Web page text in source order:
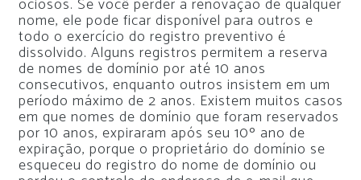
ociosos. Se você perder a renovação de qualquer
nome, ele pode ficar disponível para outros e
todo o exercício do registro preventivo é
dissolvido. Alguns registros permitem a reserva
de nomes de domínio por até 10 anos
consecutivos, enquanto outros insistem em um
período máximo de 2 anos. Existem muitos casos
em que nomes de domínio que foram reservados
por 10 anos, expiraram após seu 10º ano de
expiração, porque o proprietário do domínio se
esqueceu do registro do nome de domínio ou